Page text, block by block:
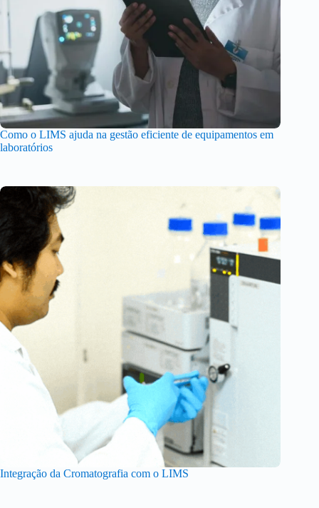
Como o LIMS ajuda na gestão eficiente de equipamentos em
laboratórios
Integração da Cromatografia com o LIMS